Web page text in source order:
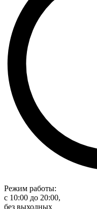
Режим работы:
с 10:00 до 20:00,
без выходных